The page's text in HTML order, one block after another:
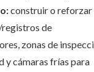
construir o reforzar
de
zonas de
y cámaras frías para